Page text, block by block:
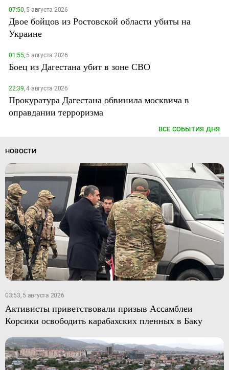
07:50,5 августа 2026
Двое бойцов из Ростовской области убиты на
Украине
01:55,5 августа 2026
Боец из Дагестана убит в зоне СВО
22:39,4 августа 2026
Прокуратура Дагестана обвинила москвича в
оправдании терроризма
ВСЕ СОБЫТИЯ ДНЯ
НОВОСТИ
03:53, 5 августа 2026
Активисты приветствовали призыв Ассамблеи
Корсики освободить карабахских пленных в Баку